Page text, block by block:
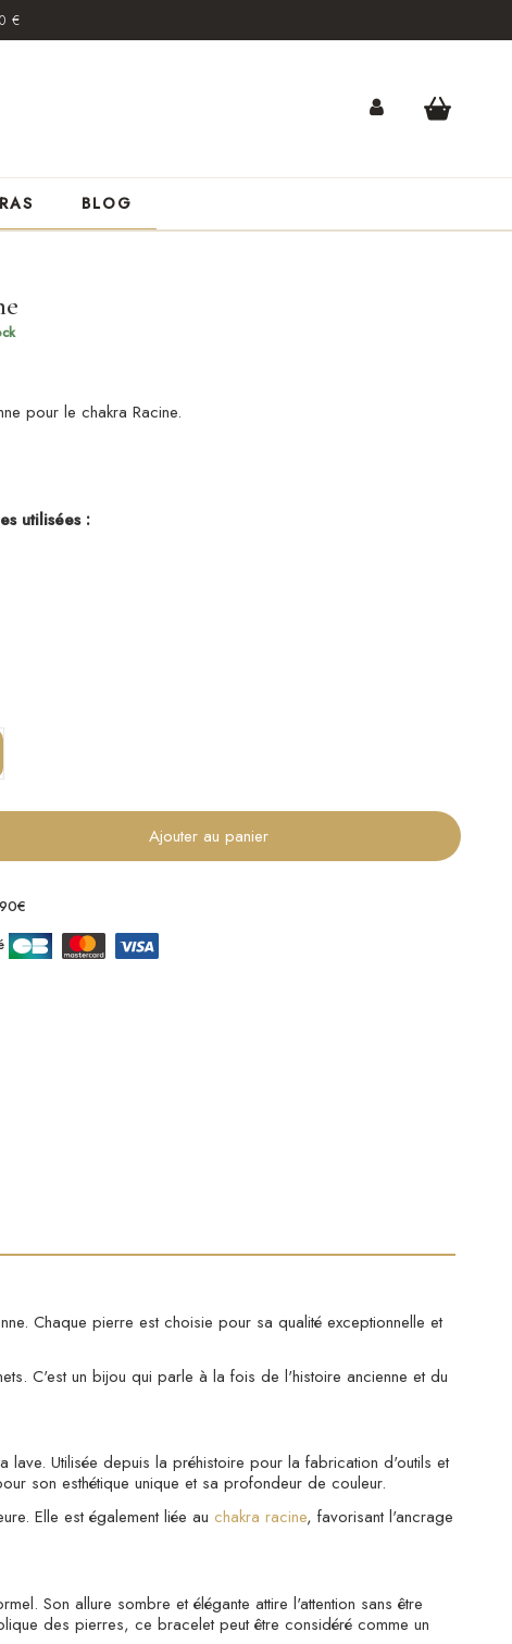
€
BLOG
pour le chakra Racine.
utilisées :
Ajouter au panier
Chaque pierre est choisie pour sa qualité exceptionnelle et
C'est un bijou qui parle à la fois de l'histoire ancienne et du
Utilisée depuis la préhistoire pour la fabrication d'outils et
son esthétique unique et sa profondeur de couleur.
Elle est également liée au chakra racine, favorisant l'ancrage
Son allure sombre et élégante attire l'attention sans être
des pierres, ce bracelet peut être considéré comme un